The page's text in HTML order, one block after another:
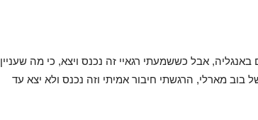
אבל כששמעתי רגאיי זה נכנס ויצא, כי מה שעניין
בוב מארלי, הרגשתי חיבור אמיתי וזה נכנס ולא יצא עד